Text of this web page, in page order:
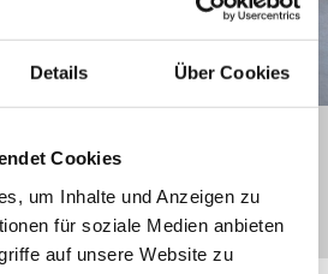
Details Über Cookies
Cookies
um Inhalte und Anzeigen zu
für soziale Medien anbieten
auf unsere Website zu
Kontakt